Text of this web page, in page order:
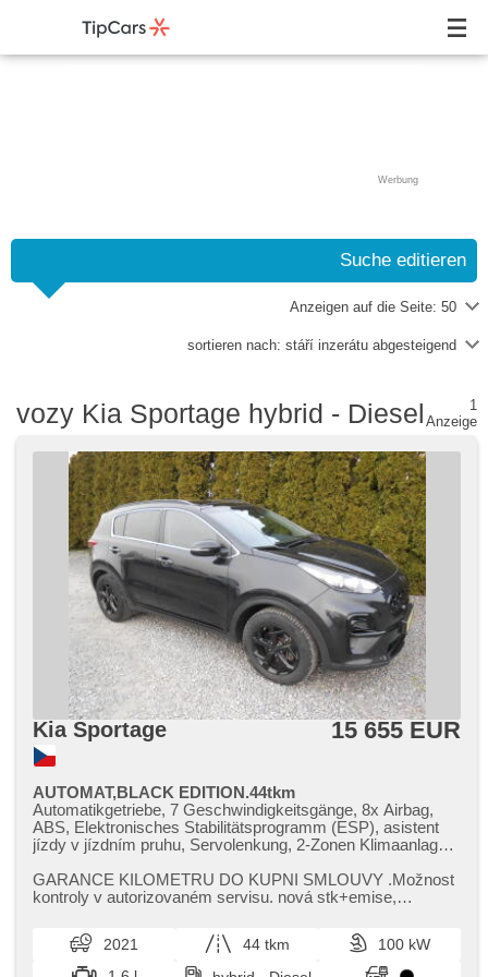
Werbung
Suche editieren
Anzeigen auf die Seite: 50
sortieren nach: stáří inzerátu abgesteigend
vozy Kia Sportage hybrid - Diesel
1
Anzeige
Kia Sportage 15 655 EUR
AUTOMAT,BLACK EDITION.44tkm
Automatikgetriebe, 7 Geschwindigkeitsgänge, 8x Airbag,
ABS, Elektronisches Stabilitätsprogramm (ESP), asistent
jízdy v jízdním pruhu, Servolenkung, 2-Zonen Klimaanlage,
erfüllt 'EURO VI', Bordcomputer, dotykové ovládání
palubního počítače, elektronická ruční brzda, Navigation,
Fahrkamera, Lichtsensor, Scheibenwischersensor, Lenkrad
einstellbar, Multifunktionslenkrad,
Beifahrerairbagdeaktivierung, Bluetooth, El. Seitenscheiben,
GARANCE KILOMETRU DO KUPNI SMLOUVY .Možnost
kontroly v autorizovaném servisu. nová stk​+emise,​
2021 44 tkm
100 kW